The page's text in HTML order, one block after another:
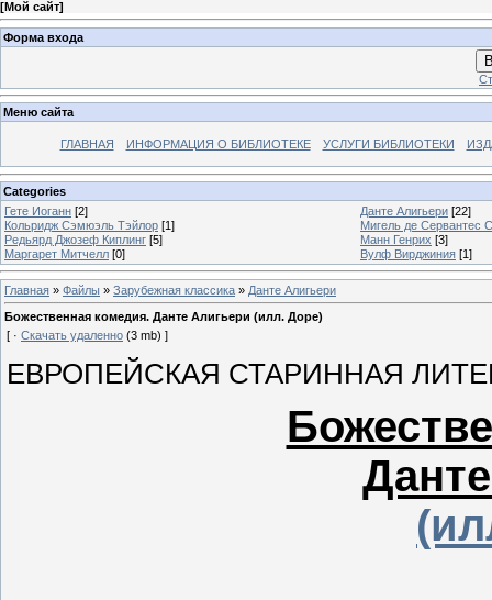
[Мой сайт]
Форма входа
Меню сайта
ГЛАВНАЯ ИНФОРМАЦИЯ О БИБЛИОТЕКЕ УСЛУГИ БИБЛИОТЕКИ
Categories
Гете Иоганн [2] Данте Алигьери [22]
Кольридж Сэмюэль Тэйлор [1]
Мигель де Сервантес
Редьярд Джозеф Киплинг [5] Манн Генрих [3]
Маргарет Митчелл [0] Вулф Вирджиния [1]
Главная » Файлы » Зарубежная классика » Данте Алигьери
Божественная комедия. Данте Алигьери (илл. Доре)
[ · Скачать удаленно (3 mb) ]
ЕВРОПЕЙСКАЯ СТАРИННАЯ